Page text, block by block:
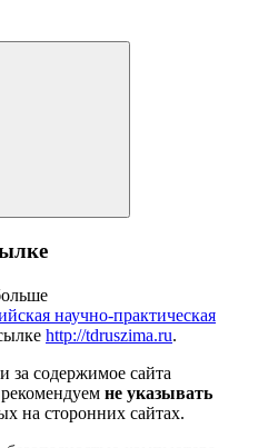
научно-практическая
http://tdruszima.ru.
за содержимое сайта
не указывать
на сторонних сайтах.